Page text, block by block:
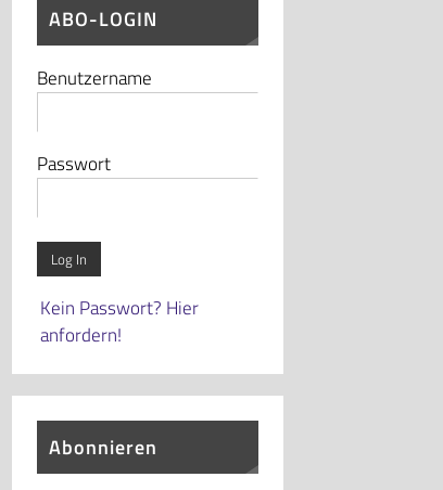
ABO-LOGIN
Benutzername
Passwort
Kein Passwort? Hier
anfordern!
Abonnieren